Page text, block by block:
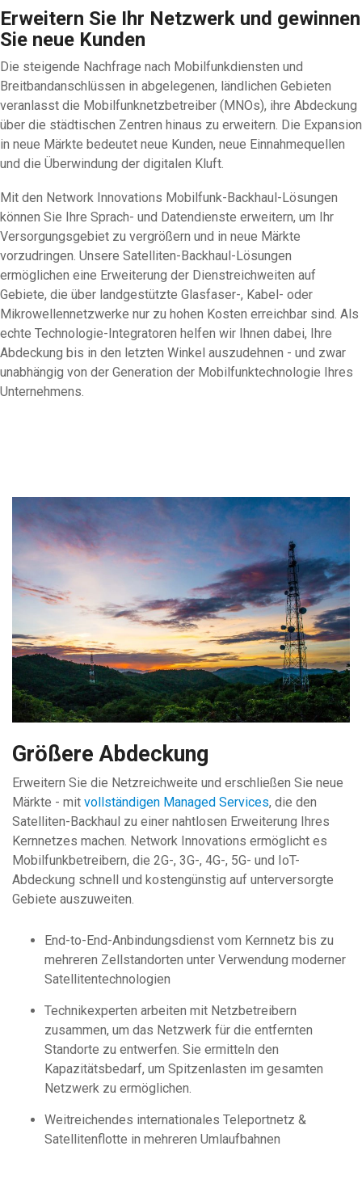
Erweitern Sie Ihr Netzwerk und gewinnen
Sie neue Kunden
Die steigende Nachfrage nach Mobilfunkdiensten und
Breitbandanschlüssen in abgelegenen, ländlichen Gebieten
veranlasst die Mobilfunknetzbetreiber (MNOs), ihre Abdeckung
über die städtischen Zentren hinaus zu erweitern. Die Expansion
in neue Märkte bedeutet neue Kunden, neue Einnahmequellen
und die Überwindung der digitalen Kluft.
Mit den Network Innovations Mobilfunk-Backhaul-Lösungen
können Sie Ihre Sprach- und Datendienste erweitern, um Ihr
Versorgungsgebiet zu vergrößern und in neue Märkte
vorzudringen. Unsere Satelliten-Backhaul-Lösungen
ermöglichen eine Erweiterung der Dienstreichweiten auf
Gebiete, die über landgestützte Glasfaser-, Kabel- oder
Mikrowellennetzwerke nur zu hohen Kosten erreichbar sind. Als
echte Technologie-Integratoren helfen wir Ihnen dabei, Ihre
Abdeckung bis in den letzten Winkel auszudehnen - und zwar
unabhängig von der Generation der Mobilfunktechnologie Ihres
Unternehmens.
Größere Abdeckung
Erweitern Sie die Netzreichweite und erschließen Sie neue
Märkte - mit vollständigen Managed Services, die den
Satelliten-Backhaul zu einer nahtlosen Erweiterung Ihres
Kernnetzes machen. Network Innovations ermöglicht es
Mobilfunkbetreibern, die 2G-, 3G-, 4G-, 5G- und IoT-
Abdeckung schnell und kostengünstig auf unterversorgte
Gebiete auszuweiten.
End-to-End-Anbindungsdienst vom Kernnetz bis zu
mehreren Zellstandorten unter Verwendung moderner
Satellitentechnologien
Technikexperten arbeiten mit Netzbetreibern
zusammen, um das Netzwerk für die entfernten
Standorte zu entwerfen. Sie ermitteln den
Kapazitätsbedarf, um Spitzenlasten im gesamten
Netzwerk zu ermöglichen.
Weitreichendes internationales Teleportnetz &
Satellitenflotte in mehreren Umlaufbahnen